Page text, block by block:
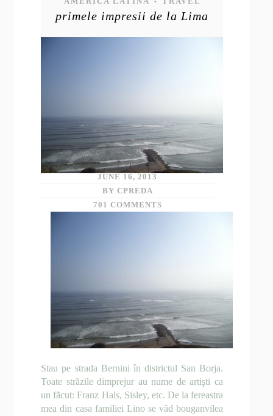
primele impresii de la Lima
JUNE 16, 2013
BY CPREDA
701 COMMENTS
Stau pe strada Bernini în districtul San Borja.
Toate strãzile dimprejur au nume de artişti ca
un fãcut: Franz Hals, Sisley, etc. De la fereastra
mea din casa familiei Lino se vãd bouganvilea